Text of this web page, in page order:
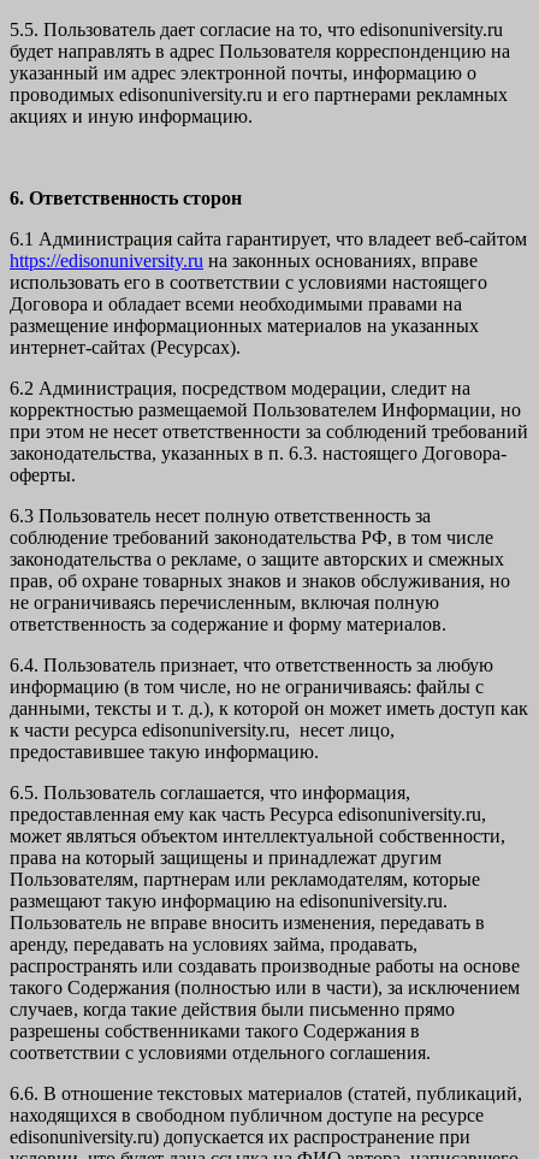
5.5. Пользователь дает согласие на то, что edisonuniversity.ru
будет направлять в адрес Пользователя корреспонденцию на
указанный им адрес электронной почты, информацию о
проводимых edisonuniversity.ru и его партнерами рекламных
акциях и иную информацию.
6. Ответственность сторон
6.1 Администрация сайта гарантирует, что владеет веб-сайтом
https://edisonuniversity.ru на законных основаниях, вправе
использовать его в соответствии с условиями настоящего
Договора и обладает всеми необходимыми правами на
размещение информационных материалов на указанных
интернет-сайтах (Ресурсах).
6.2 Администрация, посредством модерации, следит на
корректностью размещаемой Пользователем Информации, но
при этом не несет ответственности за соблюдений требований
законодательства, указанных в п. 6.3. настоящего Договора-
оферты.
6.3 Пользователь несет полную ответственность за
соблюдение требований законодательства РФ, в том числе
законодательства о рекламе, о защите авторских и смежных
прав, об охране товарных знаков и знаков обслуживания, но
не ограничиваясь перечисленным, включая полную
ответственность за содержание и форму материалов.
6.4. Пользователь признает, что ответственность за любую
информацию (в том числе, но не ограничиваясь: файлы с
данными, тексты и т. д.), к которой он может иметь доступ как
к части ресурса edisonuniversity.ru, несет лицо,
предоставившее такую информацию.
6.5. Пользователь соглашается, что информация,
предоставленная ему как часть Ресурса edisonuniversity.ru,
может являться объектом интеллектуальной собственности,
права на который защищены и принадлежат другим
Пользователям, партнерам или рекламодателям, которые
размещают такую информацию на edisonuniversity.ru.
Пользователь не вправе вносить изменения, передавать в
аренду, передавать на условиях займа, продавать,
распространять или создавать производные работы на основе
такого Содержания (полностью или в части), за исключением
случаев, когда такие действия были письменно прямо
разрешены собственниками такого Содержания в
соответствии с условиями отдельного соглашения.
6.6. В отношение текстовых материалов (статей, публикаций,
находящихся в свободном публичном доступе на ресурсе
edisonuniversity.ru) допускается их распространение при